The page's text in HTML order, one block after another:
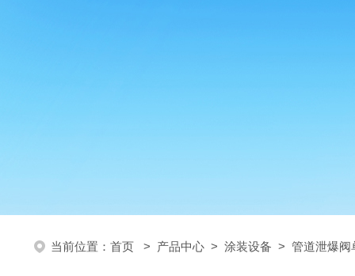
当前位置： 首页 > 产品中心 > 涂装设备 > 管道泄爆阀